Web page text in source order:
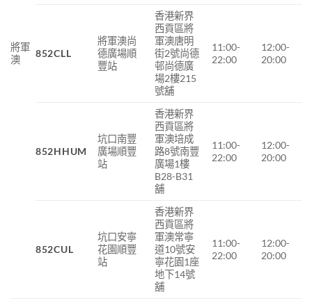
將軍
澳
852CLL
將軍澳尚
德廣場順
豐站
香港新界
西貢區將
軍澳唐明
街2號尚德
邨尚德廣
場2樓215
號舖
11:00-
22:00
12:00-
20:00
852HHUM
坑口南豐
廣場順豐
站
香港新界
西貢區將
軍澳培成
路8號南豐
廣場1樓
B28-B31
舖
11:00-
22:00
12:00-
20:00
852CUL
坑口安寧
花園順豐
站
香港新界
西貢區將
軍澳常寧
道10號安
寧花園1座
地下14號
舖
11:00-
22:00
12:00-
20:00